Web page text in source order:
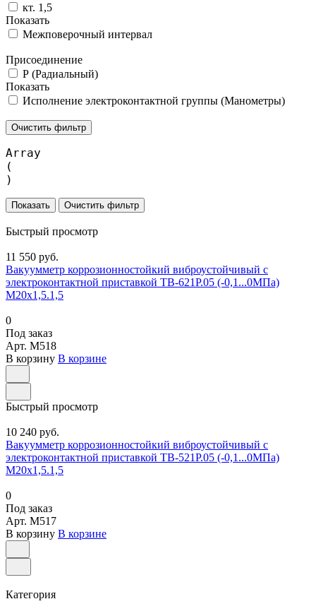
кт. 1,5
Показать
Межповерочный интервал
Присоединение
Р (Радиальный)
Показать
Исполнение электроконтактной группы (Манометры)
Очистить фильтр
Array
(
Очистить фильтр
Быстрый просмотр
11 550 руб.
Вакуумметр коррозионностойкий виброустойчивый с
электроконтактной приставкой ТВ-621Р.05 (-0,1...0МПа)
М20х1,5.1,5
0
Под заказ
Арт. M518
В корзину В корзине
Быстрый просмотр
10 240 руб.
Вакуумметр коррозионностойкий виброустойчивый с
электроконтактной приставкой ТВ-521Р.05 (-0,1...0МПа)
М20х1,5.1,5
0
Под заказ
Арт. M517
В корзину В корзине
Категория